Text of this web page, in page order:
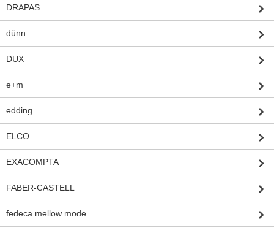
DRAPAS
dünn
DUX
e+m
edding
ELCO
EXACOMPTA
FABER-CASTELL
fedeca mellow mode